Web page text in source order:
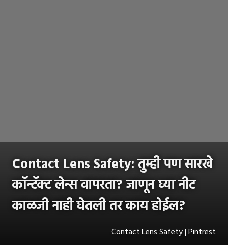
Contact Lens Safety: तुम्ही पण सारखे
कॉन्टॅक्ट लेन्स वापरता? जाणून घ्या नीट
काळजी नाही घेतली तर काय होईल?
Contact Lens Safety | Pintrest